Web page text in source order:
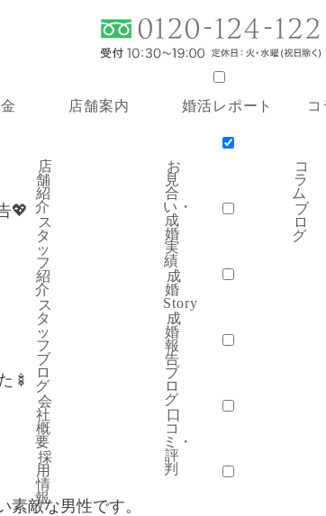
プラン・料金
20代応援プラン 親御様 無料結婚相談
店舗紹介 スタッフ紹介 スタッフブログ 会
お見合い・成婚実績 成婚Story
コラム･ブログ
コラム
はじめての方へ
無料相談
会員様メニュー
店舗案内
店
舗
紹
介
ス
タ
ッ
フ
紹
介
ス
タ
ッ
フ
ブ
ロ
グ
会
社
概
要
採
用
情
報
婚活レポート
お
見
合
い・
成
婚
実
績
成
婚
Story
成
婚
報
告
ブ
ロ
グ
口
コ
ミ・
評
判
コ
ラ
ム
ブ
ロ
グ
💖
🍢
敵な男性です。